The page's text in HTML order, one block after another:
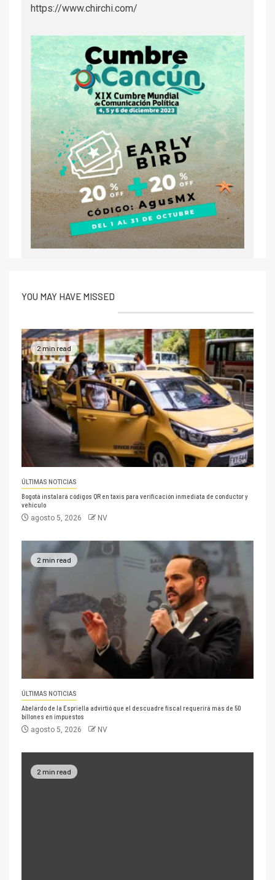
https://www.chirchi.com/
YOU MAY HAVE MISSED
2 min read
ÚLTIMAS NOTICIAS
Bogotá instalará códigos QR en taxis para verificación inmediata de conductor y
vehículo
agosto 5, 2026 NV
2 min read
ÚLTIMAS NOTICIAS
Abelardo de la Espriella advirtió que el descuadre fiscal requerirá más de 50
billones en impuestos
agosto 5, 2026 NV
2 min read